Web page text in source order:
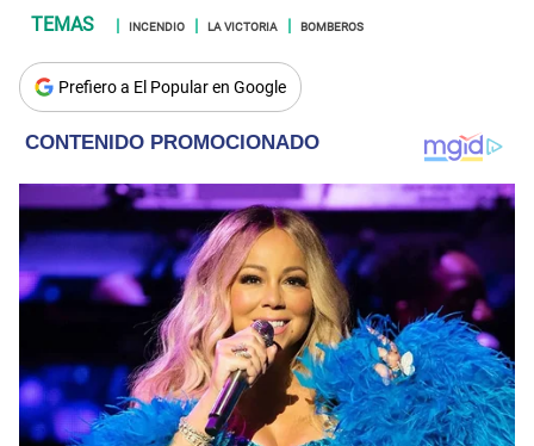
INCENDIO LA VICTORIA BOMBEROS
Prefiero a El Popular en Google